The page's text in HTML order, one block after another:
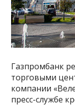
Газпромбанк
торговыми
компании
пресс-службе